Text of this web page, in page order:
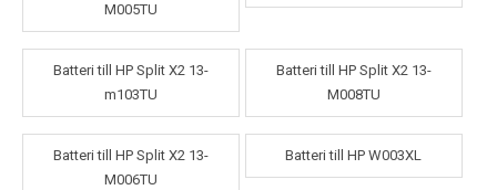
M005TU
Batteri till HP Split X2 13-
m103TU
Batteri till HP Split X2 13-
M008TU
Batteri till HP Split X2 13-
M006TU
Batteri till HP W003XL